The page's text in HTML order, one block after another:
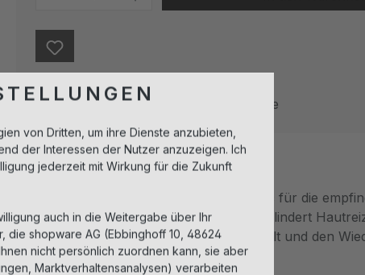
Sofort verfügbar, Lieferzeit: 1-3 Tage
Beschreibung
Das Gentle Tonic ist ein extra mildes Tonic für die
feuchtigkeitsspendend, beruhigt die Haut, lindert
Rötungen, zudem unterstützt es den Erhalt und den
Barriere-Funktion.
von Dritten, um ihre Dienste anzubieten,
der Interessen der Nutzer anzuzeigen. Ich
jederzeit mit Wirkung für die Zukunft
auch in die Weitergabe über Ihr
die shopware AG (Ebbinghoff 10, 48624
nicht persönlich zuordnen kann, sie aber
Marktverhaltensanalysen) verarbeiten